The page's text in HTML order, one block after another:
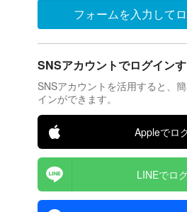
フォームを入力して
SNSアカウントでログイン
SNSアカウントを活用すると、
インができます。
Appleでロ
LINEでロ